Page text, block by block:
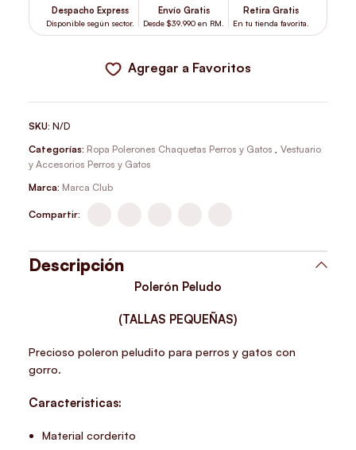
Despacho Express
Disponible según sector.
Envío Gratis
Desde $39.990 en RM.
Retira Gratis
En tu tienda favorita.
Agregar a Favoritos
SKU:N/D
Categorías: Ropa Polerones Chaquetas Perros y Gatos
Vestuario
y Accesorios Perros y Gatos
Marca: Marca Club
Compartir:
Descripción
Polerón Peludo
(TALLAS PEQUEÑAS)
Precioso poleron peludito para perros y gatos con
gorro.
Caracteristicas:
Material corderito